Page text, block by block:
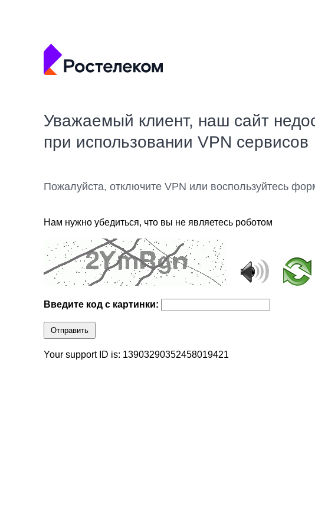
Уважаемый клиент, наш сайт
при использовании VPN сервисов
Пожалуйста, отключите VPN или воспользуйтесь
Нам нужно убедиться, что вы не являетесь роботом
Введите код с картинки:
Отправить
Your support ID is: 13903290352458019421